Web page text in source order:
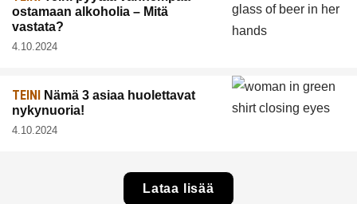
ostamaan alkoholia – Mitä
vastata?
4.10.2024
TEINI Nämä 3 asiaa huolettavat
nykynuoria!
4.10.2024
Lataa lisää